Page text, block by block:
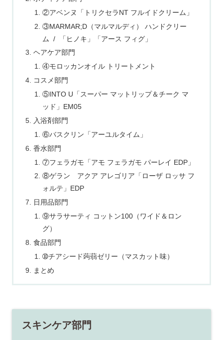
②アベンヌ「トリクセラNT フルイドクリーム」
③MARMAR;D（マルマルディ） ハンドクリー
ム / 「ヒノキ」「アース フィグ」
ヘアケア部門
④モロッカンオイル トリートメント
コスメ部門
⑤INTO U「スーパー マットリップ＆チーク マ
ッド」EM05
入浴剤部門
⑥バスクリン「アーユルタイム」
香水部門
⑦フェラガモ「アモ フェラガモ パーレイ EDP」
⑧ゲラン アクア アレゴリア「ローザ ロッサ フ
ォルテ」EDP
日用品部門
⑨サラサーティ コットン100（ワイド＆ロン
グ）
食品部門
➉チアシード蒟蒻ゼリー（マスカット味）
まとめ
スキンケア部門